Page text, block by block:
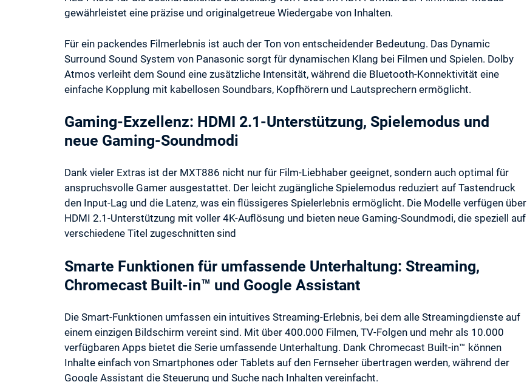
gewährleistet eine präzise und originalgetreue Wiedergabe von Inhalten.
Für ein packendes Filmerlebnis ist auch der Ton von entscheidender Bedeutung. Das Dynamic
Surround Sound System von Panasonic sorgt für dynamischen Klang bei Filmen und Spielen. Dolby
Atmos verleiht dem Sound eine zusätzliche Intensität, während die Bluetooth-Konnektivität eine
einfache Kopplung mit kabellosen Soundbars, Kopfhörern und Lautsprechern ermöglicht.
Gaming-Exzellenz: HDMI 2.1-Unterstützung, Spielemodus und
neue Gaming-Soundmodi
Dank vieler Extras ist der MXT886 nicht nur für Film-Liebhaber geeignet, sondern auch optimal für
anspruchsvolle Gamer ausgestattet. Der leicht zugängliche Spielemodus reduziert auf Tastendruck
den Input-Lag und die Latenz, was ein flüssigeres Spielerlebnis ermöglicht. Die Modelle verfügen über
HDMI 2.1-Unterstützung mit voller 4K-Auflösung und bieten neue Gaming-Soundmodi, die speziell auf
verschiedene Titel zugeschnitten sind
Smarte Funktionen für umfassende Unterhaltung: Streaming,
Chromecast Built-in™ und Google Assistant
Die Smart-Funktionen umfassen ein intuitives Streaming-Erlebnis, bei dem alle Streamingdienste auf
einem einzigen Bildschirm vereint sind. Mit über 400.000 Filmen, TV-Folgen und mehr als 10.000
verfügbaren Apps bietet die Serie umfassende Unterhaltung. Dank Chromecast Built-in™ können
Inhalte einfach von Smartphones oder Tablets auf den Fernseher übertragen werden, während der
Google Assistant die Steuerung und Suche nach Inhalten vereinfacht.